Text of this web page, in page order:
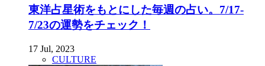
東洋占星術をもとにした毎週の占い。7/17-
7/23の運勢をチェック！
17 Jul, 2023
CULTURE